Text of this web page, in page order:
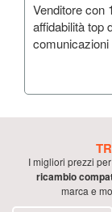
Venditore con
affidabilità top
comunicazioni
I migliori prezzi per
ricambio
marca e